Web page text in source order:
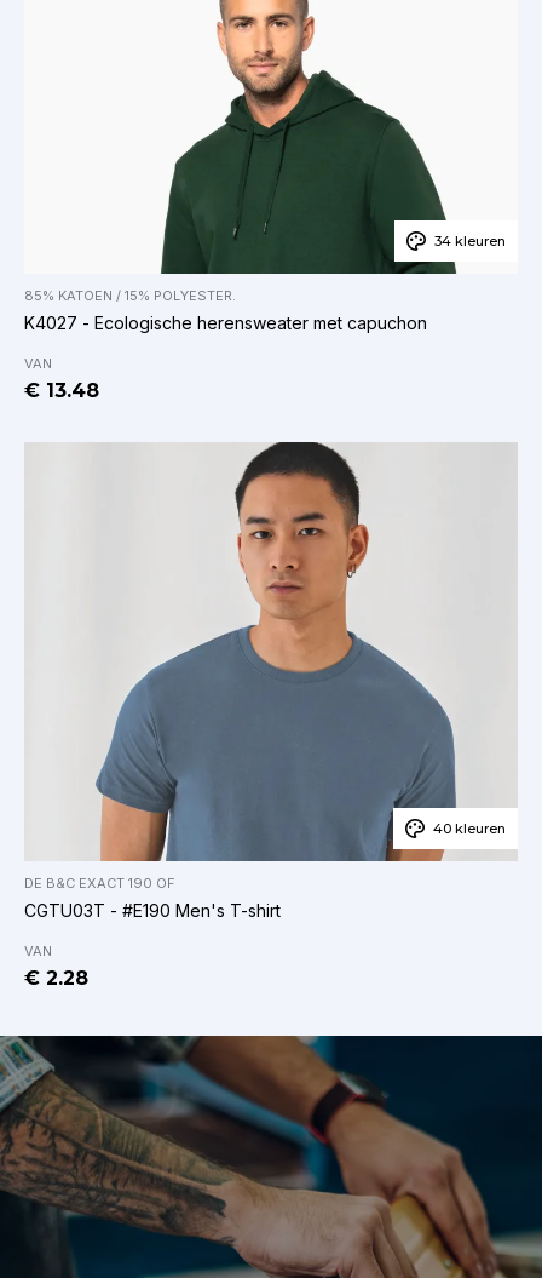
34 kleuren
85% KATOEN / 15% POLYESTER.
K4027 - Ecologische herensweater met capuchon
VAN
€ 13.48
40 kleuren
DE B&C EXACT 190 OF
CGTU03T - #E190 Men's T-shirt
VAN
€ 2.28